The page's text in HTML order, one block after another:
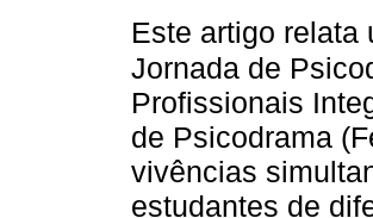
Este artigo relata
Jornada de
Profissionais
de Psicodrama
vivências
estudantes de